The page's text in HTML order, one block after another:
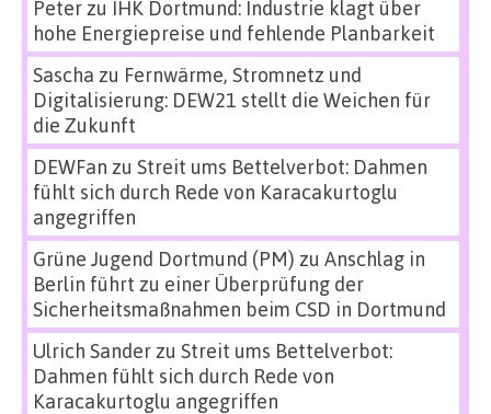
Peterzu IHK Dortmund: Industrie klagt über
hohe Energiepreise und fehlende Planbarkeit
Sascha zu Fernwärme, Stromnetz und
Digitalisierung: DEW21 stellt die Weichen für
die Zukunft
DEWFan zu Streit ums Bettelverbot: Dahmen
fühlt sich durch Rede von Karacakurtoglu
angegriffen
Grüne Jugend Dortmund (PM) zu Anschlag in
Berlin führt zu einer Überprüfung der
Sicherheitsmaßnahmen beim CSD in Dortmund
Ulrich Sanderzu Streit ums Bettelverbot:
Dahmen fühlt sich durch Rede von
Karacakurtoglu angegriffen